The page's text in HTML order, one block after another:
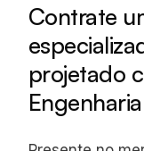
Contrate
projetado
Engenharia